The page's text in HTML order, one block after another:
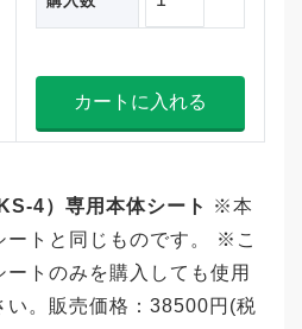
4）専用本体シート
※本
ートと同じものです。 ※こ
トのみを購入しても使用
い。販売価格：38500円(税